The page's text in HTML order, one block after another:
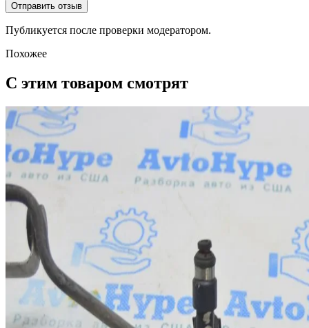
Отправить отзыв
Публикуется после проверки модератором.
Похожее
С этим товаром смотрят